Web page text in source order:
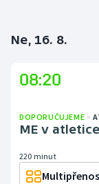
Ne, 16. 8.
08:20
DOPORUČUJEME
ME v
220 minut